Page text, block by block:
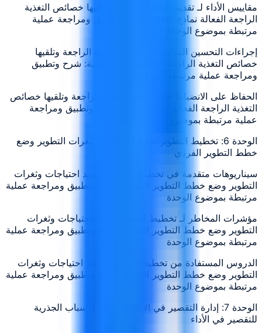
مقاييس الأداء لـ تقديم التغذية الراجعة وتلقيها خصائص التغذية
الراجعة الفعالة نماذج التغذية: شرح وتطبيق ومراجعة عملية
مرتبطة بموضوع الوحدة
إجراءات التحسين المرتبطة بـ تقديم التغذية الراجعة وتلقيها
خصائص التغذية الراجعة الفعالة نماذج التغذية: شرح وتطبيق
ومراجعة عملية مرتبطة بموضوع الوحدة
الحفاظ على الانضباط حول تقديم التغذية الراجعة وتلقيها خصائص
التغذية الراجعة الفعالة نماذج التغذية: شرح وتطبيق ومراجعة
عملية مرتبطة بموضوع الوحدة
الوحدة 6: تخطيط التطوير تحديد احتياجات وثغرات التطوير وضع
خطط التطوير الفردي
سيناريوهات متقدمة في تخطيط التطوير تحديد احتياجات وثغرات
التطوير وضع خطط التطوير الفردي: شرح وتطبيق ومراجعة عملية
مرتبطة بموضوع الوحدة
مؤشرات المخاطر لـ تخطيط التطوير تحديد احتياجات وثغرات
التطوير وضع خطط التطوير الفردي: شرح وتطبيق ومراجعة عملية
مرتبطة بموضوع الوحدة
الدروس المستفادة من تخطيط التطوير تحديد احتياجات وثغرات
التطوير وضع خطط التطوير الفردي: شرح وتطبيق ومراجعة عملية
مرتبطة بموضوع الوحدة
الوحدة 7: إدارة التقصير في الأداء تشخيص الأسباب الجذرية
للتقصير في الأداء